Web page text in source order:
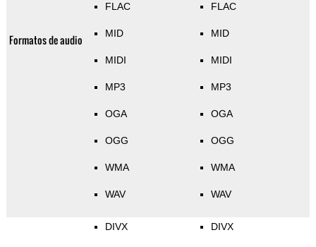
Formatos de audio
FLAC
MID
MIDI
MP3
OGA
OGG
WMA
WAV
FLAC
MID
MIDI
MP3
OGA
OGG
WMA
WAV
DIVX DIVX